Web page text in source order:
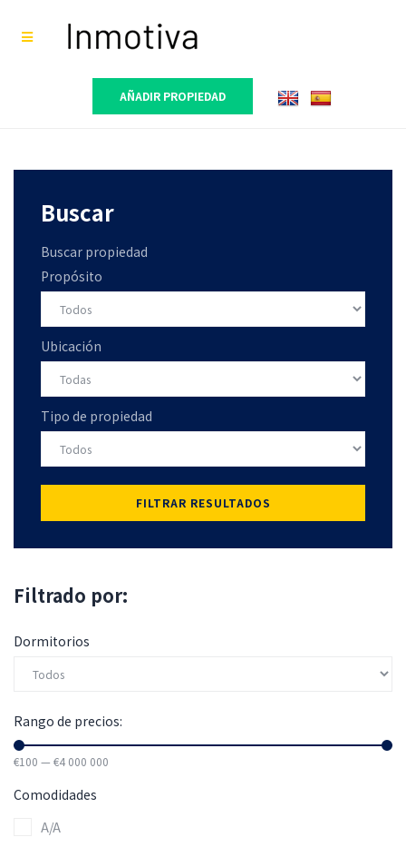
AÑADIR PROPIEDAD
Buscar
Buscar propiedad
Propósito
Ubicación
Tipo de propiedad
FILTRAR RESULTADOS
Filtrado por:
Dormitorios
Rango de precios:
€100 — €4 000 000
Comodidades
A/A